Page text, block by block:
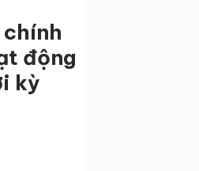
động
kỳ